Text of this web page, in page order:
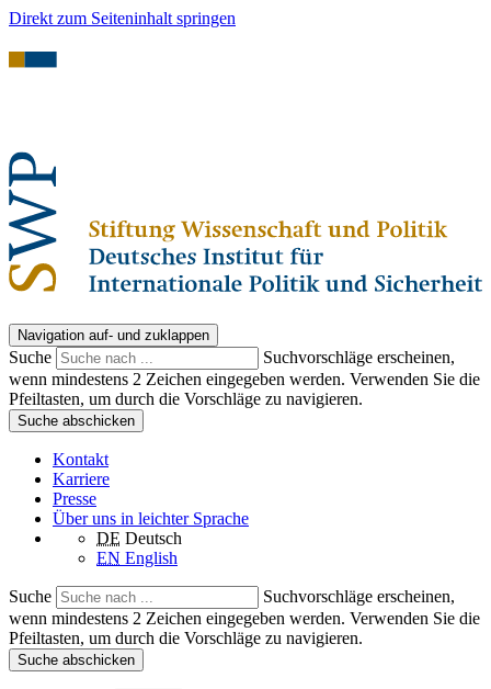
Direkt zum Seiteninhalt springen
Navigation auf- und zuklappen
Suche
Suchvorschläge erscheinen,
wenn mindestens 2 Zeichen eingegeben werden. Verwenden Sie die
Pfeiltasten, um durch die Vorschläge zu navigieren.
Suche abschicken
Kontakt
Karriere
Presse
Über uns in leichter Sprache
DE Deutsch
EN English
Suche
Suchvorschläge erscheinen,
wenn mindestens 2 Zeichen eingegeben werden. Verwenden Sie die
Pfeiltasten, um durch die Vorschläge zu navigieren.
Suche abschicken